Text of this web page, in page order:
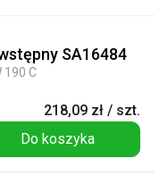
SA16484
190 C
218,09 zł / szt.
Do koszyka